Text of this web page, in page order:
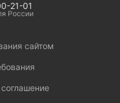
21-01
России
сайтом